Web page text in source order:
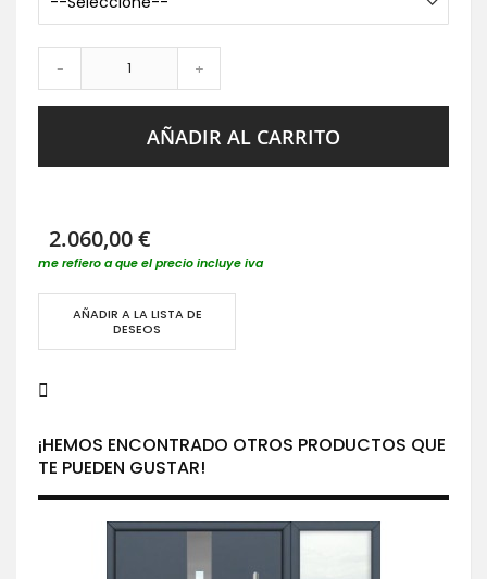
- +
AÑADIR AL CARRITO
2.060,00 €
me refiero a que el precio incluye iva
AÑADIR A LA LISTA DE
DESEOS
¡HEMOS ENCONTRADO OTROS PRODUCTOS QUE
TE PUEDEN GUSTAR!